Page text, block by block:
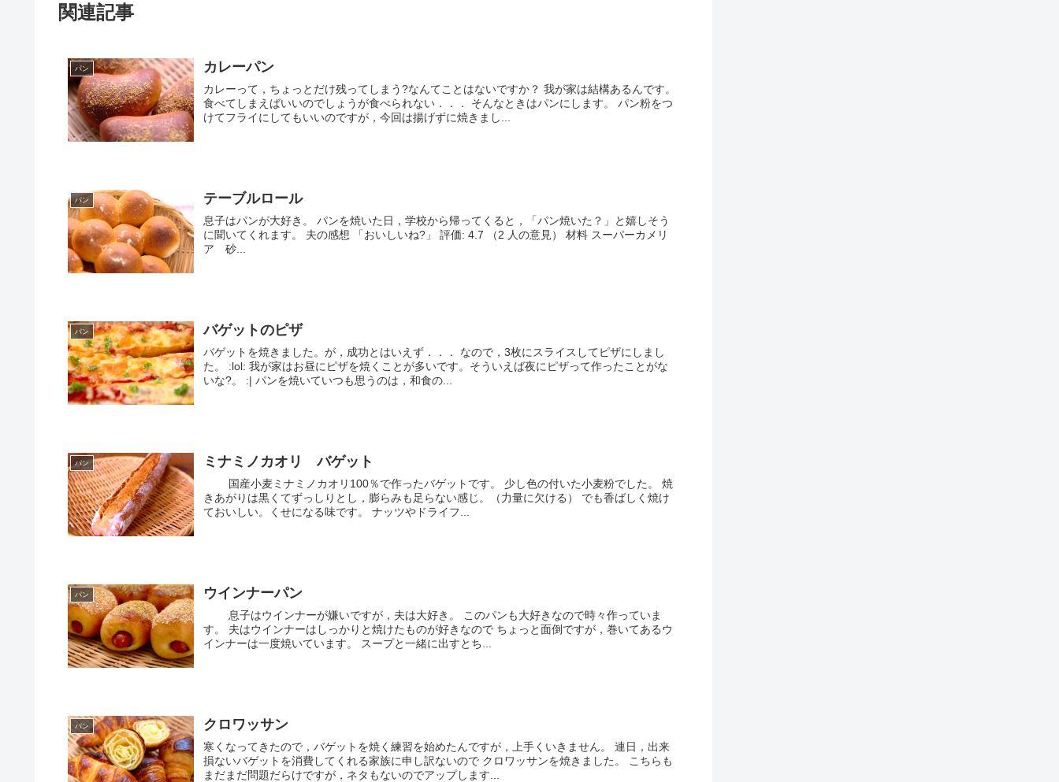
関連記事
パン カレーパン
カレーって，ちょっとだけ残ってしまう?なんてことはないですか？ 我が家は結構あるんです。
食べてしまえばいいのでしょうが食べられない．．． そんなときはパンにします。 パン粉をつ
けてフライにしてもいいのですが，今回は揚げずに焼きまし...
パン テーブルロール
息子はパンが大好き。 パンを焼いた日，学校から帰ってくると，「パン焼いた？」と嬉しそう
に聞いてくれます。 夫の感想 「おいしいね?」 評価: 4.7 （2 人の意見） 材料 スーパーカメリ
ア 砂...
パン バゲットのピザ
バゲットを焼きました。が，成功とはいえず．．． なので，3枚にスライスしてピザにしまし
た。 :lol: 我が家はお昼にピザを焼くことが多いです。そういえば夜にピザって作ったことがな
いな?。 :| パンを焼いていつも思うのは，和食の...
パン ミナミノカオリ バゲット
国産小麦ミナミノカオリ100％で作ったバゲットです。 少し色の付いた小麦粉でした。 焼
きあがりは黒くてずっしりとし，膨らみも足らない感じ。（力量に欠ける） でも香ばしく焼け
ておいしい。くせになる味です。 ナッツやドライフ...
パン ウインナーパン
息子はウインナーが嫌いですが，夫は大好き。 このパンも大好きなので時々作っていま
す。 夫はウインナーはしっかりと焼けたものが好きなので ちょっと面倒ですが，巻いてあるウ
インナーは一度焼いています。 スープと一緒に出すとち...
パン クロワッサン
寒くなってきたので，バゲットを焼く練習を始めたんですが，上手くいきません。 連日，出来
損ないバゲットを消費してくれる家族に申し訳ないので クロワッサンを焼きました。 こちらも
まだまだ問題だらけですが，ネタもないのでアップします...